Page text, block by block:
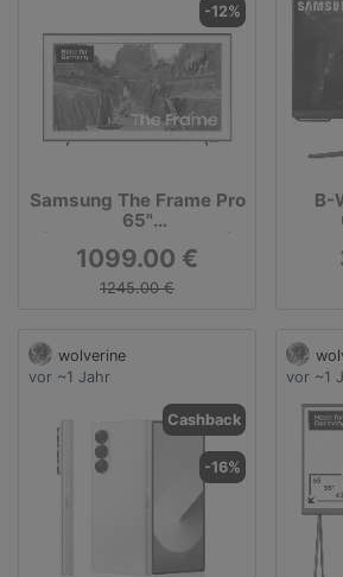
-12%
Samsung The Frame Pro
65"
bei Alternate für 1.099 €
1099.00 €
1245.00 €
B-
wolverine
vor ~1 Jahr
Cashback
-16%
vor ~1